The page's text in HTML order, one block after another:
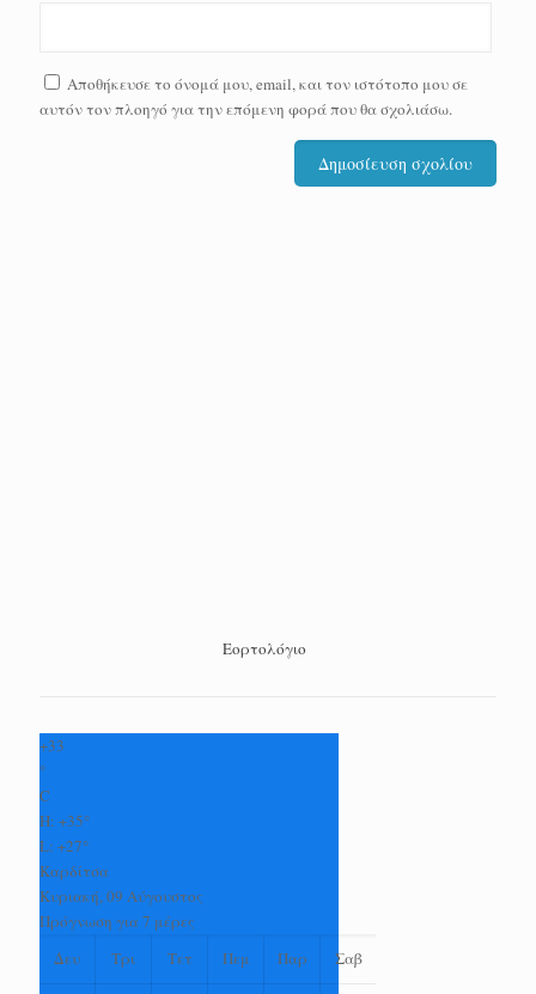
Αποθήκευσε το όνομά μου, email, και τον ιστότοπο μου σε
αυτόν τον πλοηγό για την επόμενη φορά που θα σχολιάσω.
Εορτολόγιο
+33
°
C
H: +35°
L: +27°
Καρδίτσα
Κυριακή, 09 Αύγουστος
Πρόγνωση για 7 μέρες
Δευ
Τρι Τετ Πεμ Παρ Σαβ